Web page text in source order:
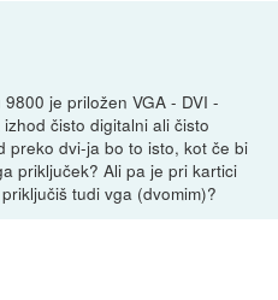
je priložen VGA - DVI -
čisto digitalni ali čisto
preko dvi-ja bo to isto, kot če bi
priključek? Ali pa je pri kartici
tudi vga (dvomim)?